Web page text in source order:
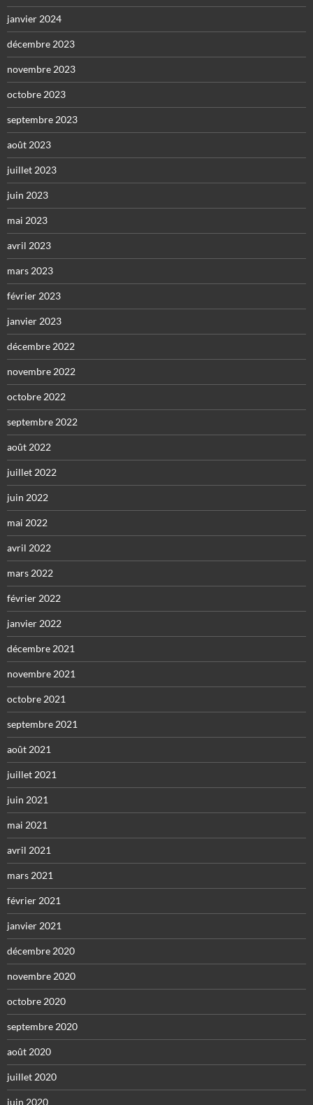
janvier 2024
décembre 2023
novembre 2023
octobre 2023
septembre 2023
août 2023
juillet 2023
juin 2023
mai 2023
avril 2023
mars 2023
février 2023
janvier 2023
décembre 2022
novembre 2022
octobre 2022
septembre 2022
août 2022
juillet 2022
juin 2022
mai 2022
avril 2022
mars 2022
février 2022
janvier 2022
décembre 2021
novembre 2021
octobre 2021
septembre 2021
août 2021
juillet 2021
juin 2021
mai 2021
avril 2021
mars 2021
février 2021
janvier 2021
décembre 2020
novembre 2020
octobre 2020
septembre 2020
août 2020
juillet 2020
juin 2020